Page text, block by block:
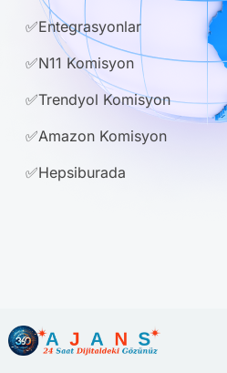
✅Entegrasyonlar
✅N11 Komisyon
✅Trendyol Komisyon
✅Amazon Komisyon
✅Hepsiburada